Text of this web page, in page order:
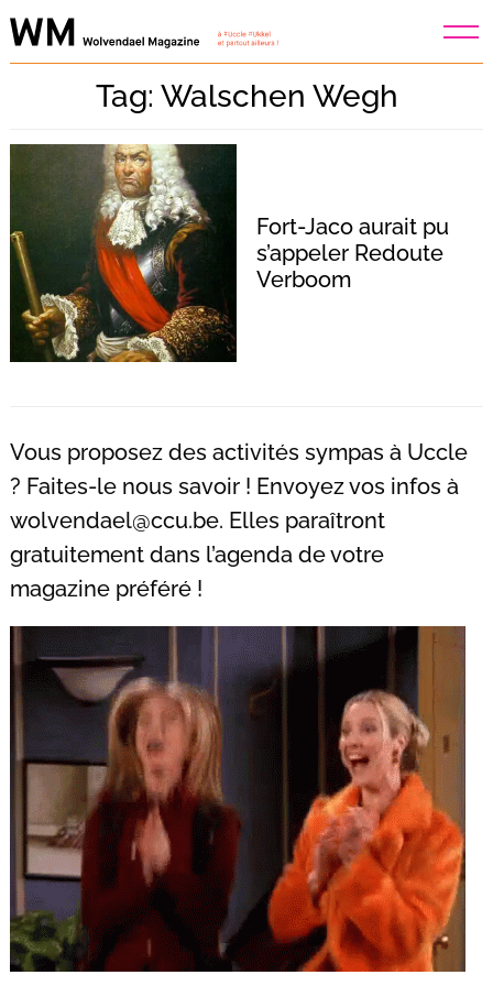
Skip
to
Tag: Walschen Wegh
Fort-Jaco aurait pu
s’appeler Redoute
Verboom
Vous proposez des activités sympas à Uccle
? Faites-le nous savoir ! Envoyez vos infos à
wolvendael@ccu.be. Elles paraîtront
gratuitement dans l’agenda de votre
magazine préféré !
Recherche
pour